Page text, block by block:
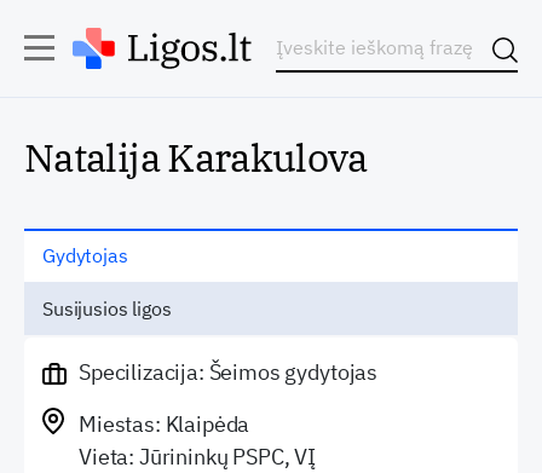
Natalija Karakulova
Gydytojas
Susijusios ligos
Specilizacija: Šeimos gydytojas
Miestas: Klaipėda
Vieta: Jūrininkų PSPC, VĮ